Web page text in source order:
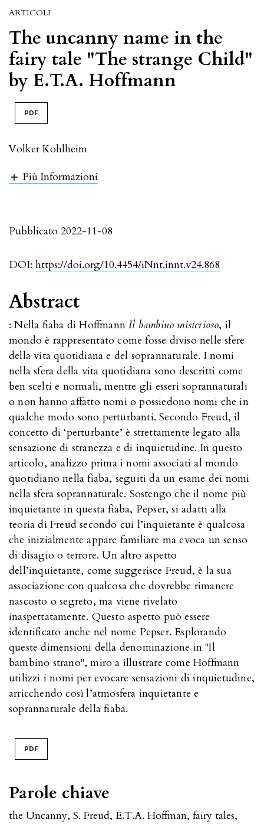
ARTICOLI
The uncanny name in the
fairy tale "The strange Child"
by E.T.A. Hoffmann
PDF
Volker Kohlheim
Più Informazioni
DOI: https://doi.org/10.4454/iNnt.innt.v24.868
Pubblicato 2022-11-08
Parole chiave
the Uncanny, S. Freud, E.T.A. Hoffman, fairy tales,
Abstract
: Nella fiaba di HoffmannIl bambino misterioso, il
mondo è rappresentato come fosse diviso nelle sfere
della vita quotidiana e del soprannaturale. I nomi
nella sfera della vita quotidiana sono descritti come
ben scelti e normali, mentre gli esseri soprannaturali
o non hanno affatto nomi o possiedono nomi che in
qualche modo sono perturbanti. Secondo Freud, il
concetto di ‘perturbante’ è strettamente legato alla
sensazione di stranezza e di inquietudine. In questo
articolo, analizzo prima i nomi associati al mondo
quotidiano nella fiaba, seguiti da un esame dei nomi
nella sfera soprannaturale. Sostengo che il nome più
inquietante in questa fiaba, Pepser, si adatti alla
teoria di Freud secondo cui l’inquietante è qualcosa
che inizialmente appare familiare ma evoca un senso
di disagio o terrore. Un altro aspetto
dell’inquietante, come suggerisce Freud, è la sua
associazione con qualcosa che dovrebbe rimanere
nascosto o segreto, ma viene rivelato
inaspettatamente. Questo aspetto può essere
identificato anche nel nome Pepser. Esplorando
queste dimensioni della denominazione in "Il
bambino strano", miro a illustrare come Hoffmann
utilizzi i nomi per evocare sensazioni di inquietudine,
arricchendo così l’atmosfera inquietante e
soprannaturale della fiaba.
PDF